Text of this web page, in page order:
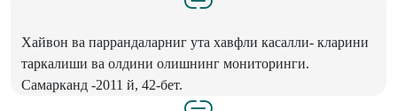
Хайвон ва паррандаларниг ута хавфли касалли- кларини
таркалиши ва олдини олишнинг мониторинги.
Самарканд -2011 й, 42-бет.